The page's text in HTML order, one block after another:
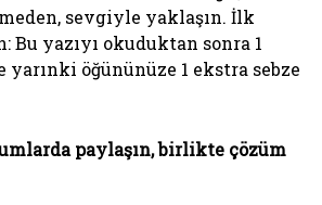
sevgiyle yaklaşın. İlk
Bu yazıyı okuduktan sonra 1
öğününüze 1 ekstra sebze
paylaşın, birlikte çözüm